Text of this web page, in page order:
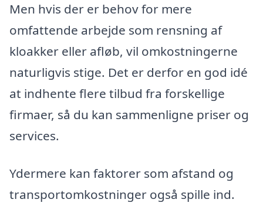
Men hvis der er behov for mere
omfattende arbejde som rensning af
kloakker eller afløb, vil omkostningerne
naturligvis stige. Det er derfor en god idé
at indhente flere tilbud fra forskellige
firmaer, så du kan sammenligne priser og
services.
Ydermere kan faktorer som afstand og
transportomkostninger også spille ind.